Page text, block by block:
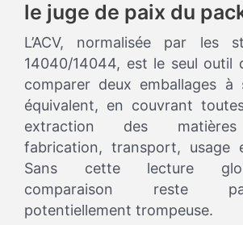
le juge de paix du
L’ACV, normalisée par les
14040/14044, est le seul outil
comparer deux emballages à
équivalent, en couvrant
extraction des matières
fabrication, transport,
Sans cette lecture
comparaison reste
potentiellement trompeuse.